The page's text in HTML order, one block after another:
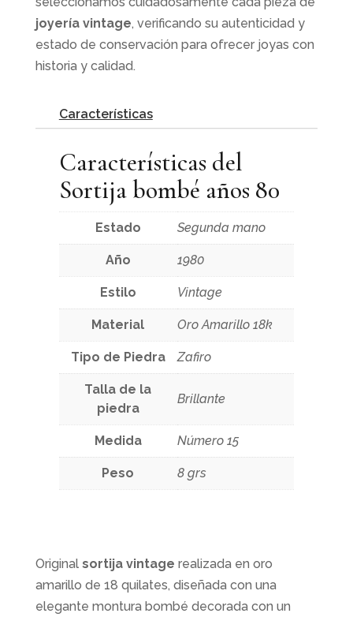
joyería vintage, verificando su autenticidad y
estado de conservación para ofrecer joyas con
historia y calidad.
Características
Características del
Sortija bombé años 80
Estado Segunda mano
Año 1980
Estilo Vintage
Material Oro Amarillo 18k
Tipo de Piedra Zafiro
Talla de la
piedra
Brillante
Medida Número 15
Peso 8 grs
Original sortija vintage realizada en oro
amarillo de 18 quilates, diseñada con una
elegante montura bombé decorada con un